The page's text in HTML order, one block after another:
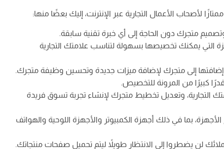
لأصحاب الأعمال التجارية عبر الإنترنت، إليك بعضًا منها:
متجرك دون الحاجة إلى أي خبرة تقنية سابقة.
التي يمكنك تخصيصها بسهولة لتناسب علامتك التجارية
إلى متجرك لإضافة ميزات جديدة وتحسين وظيفة متجرك.
كبيرًا من المرونة للتخصيص.
وتعديل تخطيط متجرك لإنشاء تجربة تسوق فريدة
بما في ذلك أجهزة الكمبيوتر والأجهزة اللوحية والهواتف
لن يضطروا إلى الانتظار طويلاً ليتم تحميل صفحات منتجاتك.